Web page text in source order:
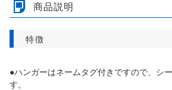
商品説明
特徴
●ハンガーはネームタグ付きですので、シ
す。